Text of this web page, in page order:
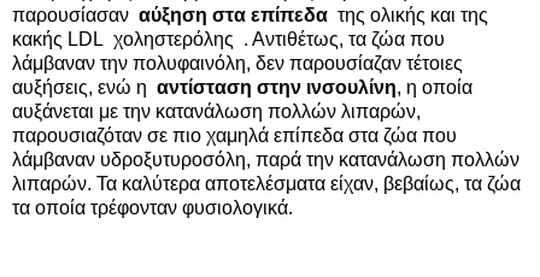
παρουσίασαν αύξηση στα επίπεδα της ολικής και της
κακής LDL χοληστερόλης . Αντιθέτως, τα ζώα που
λάμβαναν την πολυφαινόλη, δεν παρουσίαζαν τέτοιες
αυξήσεις, ενώ η αντίσταση στην ινσουλίνη, η οποία
αυξάνεται με την κατανάλωση πολλών λιπαρών,
παρουσιαζόταν σε πιο χαμηλά επίπεδα στα ζώα που
λάμβαναν υδροξυτυροσόλη, παρά την κατανάλωση πολλών
λιπαρών. Τα καλύτερα αποτελέσματα είχαν, βεβαίως, τα ζώα
τα οποία τρέφονταν φυσιολογικά.